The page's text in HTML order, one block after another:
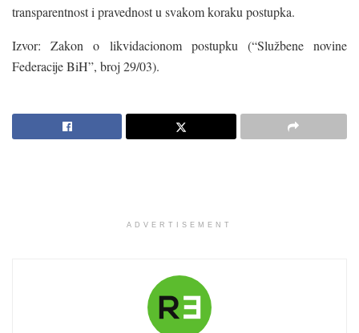
transparentnost i pravednost u svakom koraku postupka.
Izvor: Zakon o likvidacionom postupku (“Službene novine
Federacije BiH”, broj 29/03).
ADVERTISEMENT